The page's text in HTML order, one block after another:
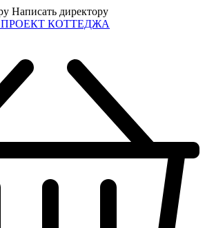
Написать директору
ПРОЕКТ КОТТЕДЖА